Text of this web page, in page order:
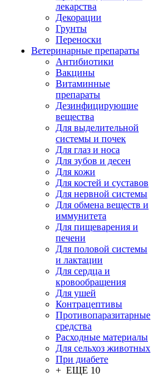
лекарства
Декорации
Грунты
Переноски
Ветеринарные препараты
Антибиотики
Вакцины
Витаминные
препараты
Дезинфицирующие
вещества
Для выделительной
системы и почек
Для глаз и носа
Для зубов и десен
Для кожи
Для костей и суставов
Для нервной системы
Для обмена веществ и
иммунитета
Для пищеварения и
печени
Для половой системы
и лактации
Для сердца и
кровообращения
Для ушей
Контрацептивы
Противопаразитарные
средства
Расходные материалы
Для сельхоз животных
При диабете
+ ЕЩЕ 10